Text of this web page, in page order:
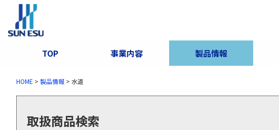
TOP 事業内容 製品情報
HOME > 製品情報 > 水道
取扱商品検索